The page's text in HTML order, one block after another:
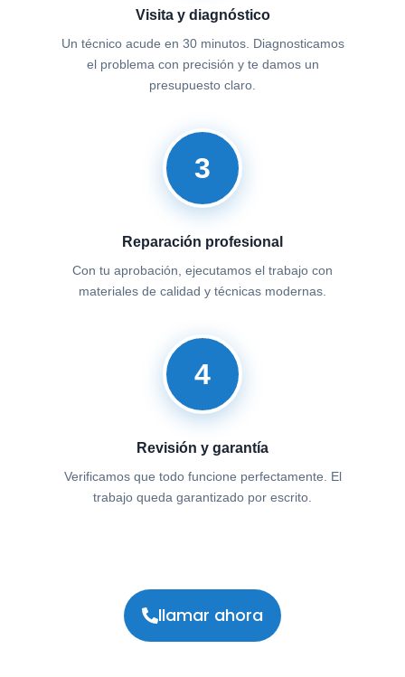
Visita y diagnóstico
Un técnico acude en 30 minutos. Diagnosticamos
el problema con precisión y te damos un
presupuesto claro.
3
Reparación profesional
Con tu aprobación, ejecutamos el trabajo con
materiales de calidad y técnicas modernas.
4
Revisión y garantía
Verificamos que todo funcione perfectamente. El
trabajo queda garantizado por escrito.
llamar ahora